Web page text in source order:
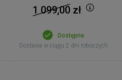
1 099,00zł
Dostępne
Dostawa w ciągu 2 dni roboczych